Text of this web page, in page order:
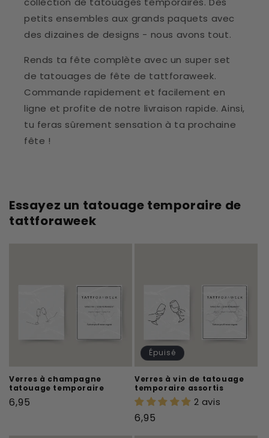
petits ensembles aux grands paquets avec
des dizaines de designs - nous avons tout.
Rends ta fête complète avec un super set
de tatouages de fête de tattforaweek.
Commande rapidement et facilement en
ligne et profite de notre livraison rapide. Ainsi,
tu feras sûrement sensation à ta prochaine
fête !
Essayez un tatouage temporaire de
tattforaweek
Verres à champagne
tatouage temporaire
Prix
6,95
Épuisé
Verres à vin de tatouage
temporaire assortis
2 avis
Prix
6,95